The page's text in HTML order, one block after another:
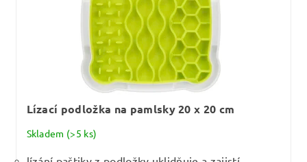
Lízací podložka na pamlsky 20 x 20 cm
Skladem (>5 ks)